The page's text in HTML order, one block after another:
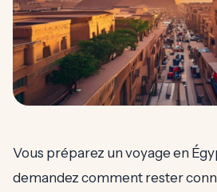
Vous préparez un voyage en
demandez comment rester